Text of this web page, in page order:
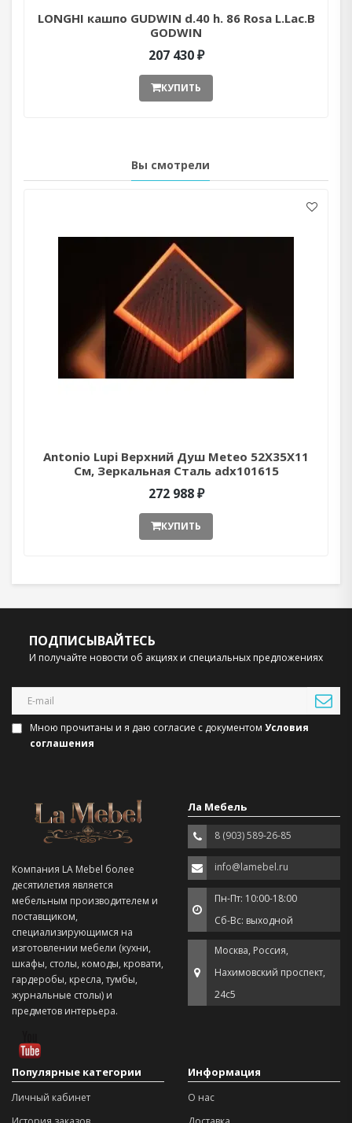
LONGHI кашпо GUDWIN d.40 h. 86 Rosa L.Lac.B
GODWIN
207 430 ₽
КУПИТЬ
Вы смотрели
Antonio Lupi Верхний Душ Meteo 52X35X11
См, Зеркальная Сталь adx101615
272 988 ₽
КУПИТЬ
ПОДПИСЫВАЙТЕСЬ
И получайте новости об акциях и специальных предложениях
Мною прочитаны и я даю согласие с документом Условия
соглашения
Компания LA Mebel более
десятилетия является
мебельным производителем и
поставщиком,
специализирующимся на
изготовлении мебели (кухни,
шкафы, столы, комоды, кровати,
гардеробы, кресла, тумбы,
журнальные столы) и
предметов интерьера.
Ла Мебель
8 (903) 589-26-85
info@lamebel.ru
Пн-Пт: 10:00-18:00
Сб-Вс: выходной
Москва, Россия,
Нахимовский проспект,
24с5
Популярные категории
Личный кабинет
Информация
О нас